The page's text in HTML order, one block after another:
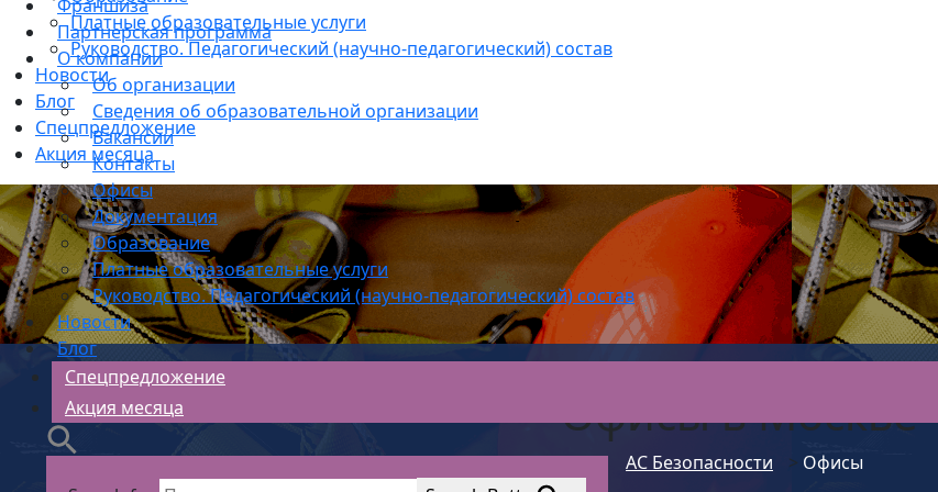
Платные образовательные услуги
Руководство. Педагогический (научно-педагогический) состав
Новости
Блог
Спецпредложение
Акция месяца
Франшиза
Партнерская программа
О компании
Об организации
Сведения об образовательной организации
Вакансии
Контакты
Офисы
Документация
Образование
Платные образовательные услуги
Руководство. Педагогический (научно-педагогический) состав
Новости
Блог
Спецпредложение
Акция месяца
Офисы в Москве
АС Безопасности > Офисы